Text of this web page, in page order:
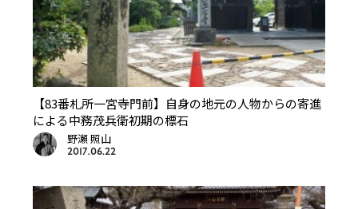
【83番札所一宮寺門前】自身の地元の人物からの寄進
による中務茂兵衛初期の標石
野瀬 照山
2017.06.22